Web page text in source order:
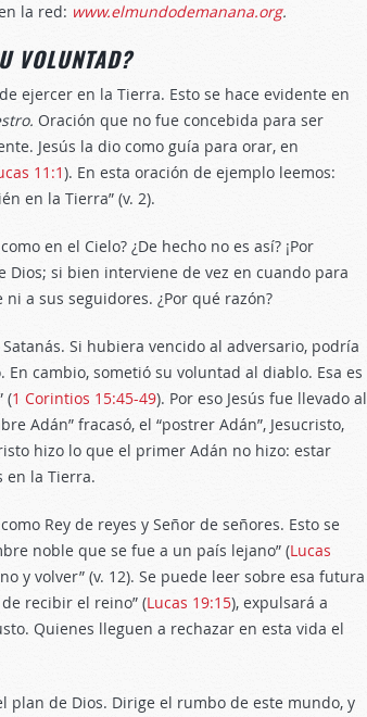
la red: www.elmundodemanana.org.
VOLUNTAD?
ejercer en la Tierra. Esto se hace evidente en
Oración que no fue concebida para ser
Jesús la dio como guía para orar, en
11:1). En esta oración de ejemplo leemos:
en la Tierra” (v. 2).
en el Cielo? ¿De hecho no es así? ¡Por
Dios; si bien interviene de vez en cuando para
a sus seguidores. ¿Por qué razón?
Si hubiera vencido al adversario, podría
cambio, sometió su voluntad al diablo. Esa es
(1 Corintios 15:45-49). Por eso Jesús fue llevado al
Adán” fracasó, el “postrer Adán”, Jesucristo,
hizo lo que el primer Adán no hizo: estar
en la Tierra.
Rey de reyes y Señor de señores. Esto se
noble que se fue a un país lejano” (Lucas
y volver” (v. 12). Se puede leer sobre esa futura
recibir el reino” (Lucas 19:15), expulsará a
Quienes lleguen a rechazar en esta vida el
plan de Dios. Dirige el rumbo de este mundo, y